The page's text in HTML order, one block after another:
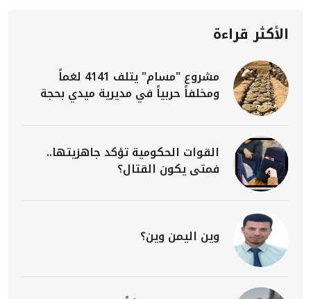
الأكثر قراءة
مشروع "مسام" يتلف 4141 لغماً
ومخلفاً حربياً في مديرية ميدي بحجة
القوات الحكومية تؤكد جاهزيتها..
فمتى يكون القتال؟
وين اليمن وين؟